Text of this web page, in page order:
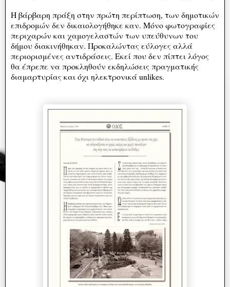
Η βάρβαρη πράξη στην πρώτη περίπτωση, των δημοτικών
επιδρομών δεν δικαιολογήθηκε καν. Μόνο φωτογραφίες
περιχαρών και χαμογελαστών των υπεύθυνων του
δήμου διακινήθηκαν. Προκαλώντας εύλογες αλλά
περιορισμένες αντιδράσεις. Εκεί που δεν πίπτει λόγος
θα έπρεπε να προκληθούν εκδηλώσεις πραγματικής
διαμαρτυρίας και όχι ηλεκτρονικά unlikes.